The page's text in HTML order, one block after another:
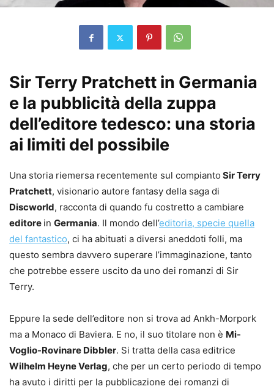
Sir Terry Pratchett in Germania
e la pubblicità della zuppa
dell’editore tedesco: una storia
ai limiti del possibile
Una storia riemersa recentemente sul compianto Sir Terry
Pratchett, visionario autore fantasy della saga di
Discworld, racconta di quando fu costretto a cambiare
editore in Germania. Il mondo dell’editoria, specie quella
del fantastico, ci ha abituati a diversi aneddoti folli, ma
questo sembra davvero superare l’immaginazione, tanto
che potrebbe essere uscito da uno dei romanzi di Sir
Terry.
Eppure la sede dell’editore non si trova ad Ankh-Morpork
ma a Monaco di Baviera. E no, il suo titolare non è Mi-
Voglio-Rovinare Dibbler. Si tratta della casa editrice
Wilhelm Heyne Verlag, che per un certo periodo di tempo
ha avuto i diritti per la pubblicazione dei romanzi di